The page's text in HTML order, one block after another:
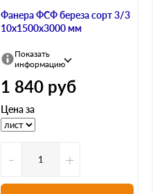
Фанера ФСФ береза сорт 3/3
10х1500х3000 мм
Показать
информацию
1 840 руб
Цена за
- +